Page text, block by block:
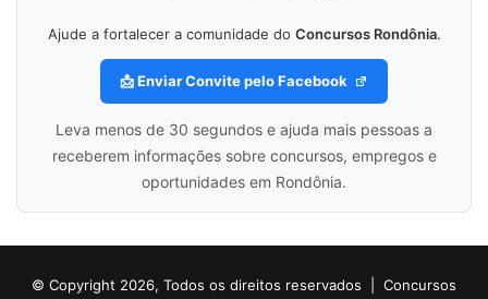
Ajude a fortalecer a comunidade do Concursos Rondônia.
📩 Enviar Convite pelo Facebook
Leva menos de 30 segundos e ajuda mais pessoas a
receberem informações sobre concursos, empregos e
oportunidades em Rondônia.
© Copyright 2026, Todos os direitos reservados | Concursos